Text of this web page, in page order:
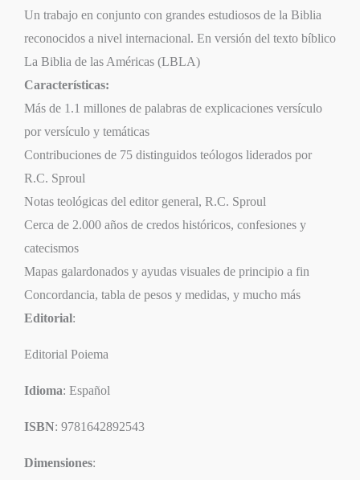
Un trabajo en conjunto con grandes estudiosos de la Biblia
reconocidos a nivel internacional. En versión del texto bíblico
La Biblia de las Américas (LBLA)
Características:
Más de 1.1 millones de palabras de explicaciones versículo
por versículo y temáticas
Contribuciones de 75 distinguidos teólogos liderados por
R.C. Sproul
Notas teológicas del editor general, R.C. Sproul
Cerca de 2.000 años de credos históricos, confesiones y
catecismos
Mapas galardonados y ayudas visuales de principio a fin
Concordancia, tabla de pesos y medidas, y mucho más
Editorial:
Editorial Poiema
Idioma: Español
ISBN: 9781642892543
Dimensiones: